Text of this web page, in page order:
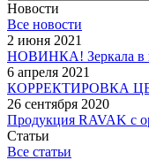
Новости
Все новости
2 июня 2021
НОВИНКА! Зеркала в
6 апреля 2021
КОРРЕКТИРОВКА
26 сентября 2020
Продукция RAVAK с
Статьи
Все статьи